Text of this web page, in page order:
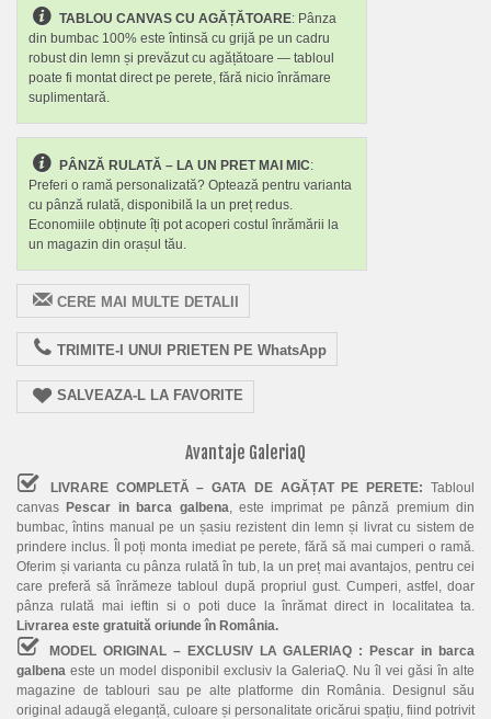
TABLOU CANVAS CU AGĂȚĂTOARE: Pânza
din bumbac 100% este întinsă cu grijă pe un cadru
robust din lemn și prevăzut cu agățătoare — tabloul
poate fi montat direct pe perete, fără nicio înrămare
suplimentară.
PÂNZĂ RULATĂ – LA UN PRET MAI MIC:
Preferi o ramă personalizată? Optează pentru varianta
cu pânză rulată, disponibilă la un preț redus.
Economiile obținute îți pot acoperi costul înrămării la
un magazin din orașul tău.
CERE MAI MULTE DETALII
TRIMITE-I UNUI PRIETEN PE WhatsApp
SALVEAZA-L LA FAVORITE
Avantaje GaleriaQ
LIVRARE COMPLETĂ – GATA DE AGĂȚAT PE PERETE:Tabloul
canvasPescar in barca galbena, este imprimat pe pânză premium din
bumbac, întins manual pe un șasiu rezistent din lemn și livrat cu sistem de
prindere inclus. Îl poți monta imediat pe perete, fără să mai cumperi o ramă.
Oferim și varianta cu pânza rulată în tub, la un preț mai avantajos, pentru cei
care preferă să înrămeze tabloul după propriul gust. Cumperi, astfel, doar
pânza rulată mai ieftin si o poti duce la înrămat direct in localitatea ta.
Livrarea este gratuită oriunde în România.
MODEL ORIGINAL – EXCLUSIV LA GALERIAQ :Pescar in barca
galbena este un model disponibil exclusiv la GaleriaQ. Nu îl vei găsi în alte
magazine de tablouri sau pe alte platforme din România. Designul său
original adaugă eleganță, culoare și personalitate oricărui spațiu, fiind potrivit